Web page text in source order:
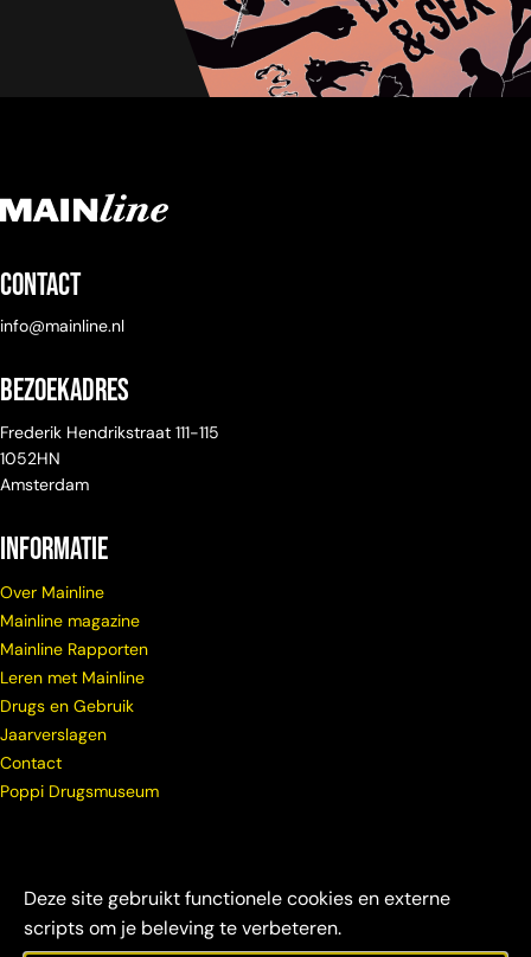
Deze site gebruikt functionele cookies en externe
scripts om je beleving te verbeteren.
Contact
info@mainline.nl
Bezoekadres
Frederik Hendrikstraat 111-115
1052HN
Amsterdam
Informatie
Over Mainline
Mainline magazine
Mainline Rapporten
Leren met Mainline
Drugs en Gebruik
Jaarverslagen
Contact
Poppi Drugsmuseum